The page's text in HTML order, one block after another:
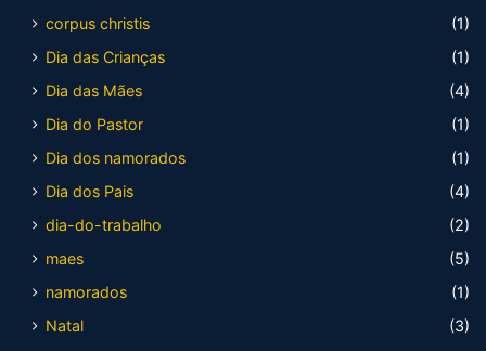
corpus christis
(1)
Dia das Crianças
(1)
Dia das Mães
(4)
Dia do Pastor
(1)
Dia dos namorados
(1)
Dia dos Pais
(4)
dia-do-trabalho
(2)
maes
(5)
namorados
(1)
Natal
(3)